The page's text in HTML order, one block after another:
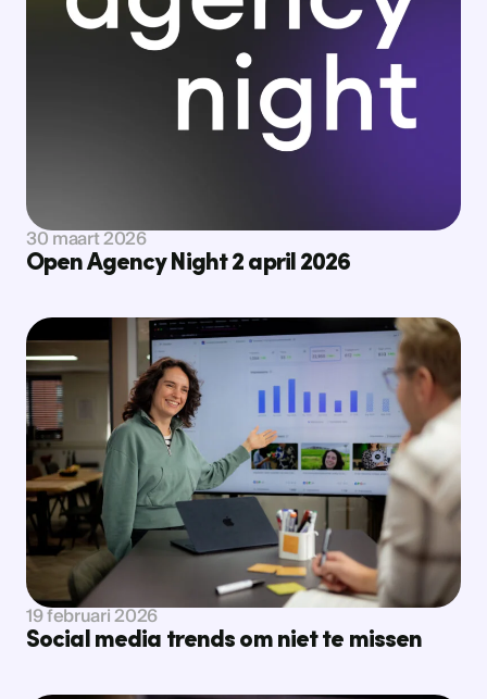
Bekijk nieuws
Bekijk nieuws
Open Agency Night 2 april 2026
30 maart 2026
Bekijk nieuws
Bekijk nieuws
Social media trends om niet te missen
19 februari 2026